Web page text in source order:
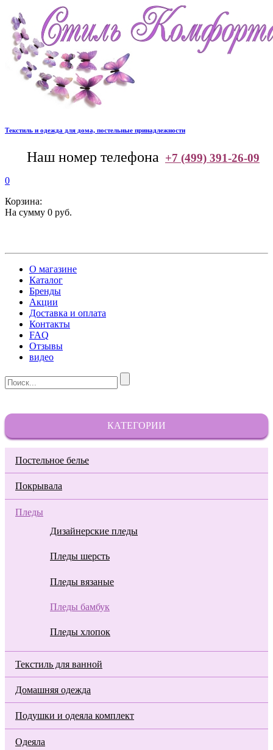
Текстиль и одежда для дома, постельные принадлежности
Наш номер телефона +7 (499) 391-26-09
0
Корзина:
На сумму 0 руб.
О магазине
Каталог
Бренды
Акции
Доставка и оплата
Контакты
FAQ
Отзывы
видео
КАТЕГОРИИ
Постельное белье
Покрывала
Пледы
Дизайнерские пледы
Пледы шерсть
Пледы вязаные
Пледы бамбук
Пледы хлопок
Текстиль для ванной
Домашняя одежда
Подушки и одеяла комплект
Одеяла